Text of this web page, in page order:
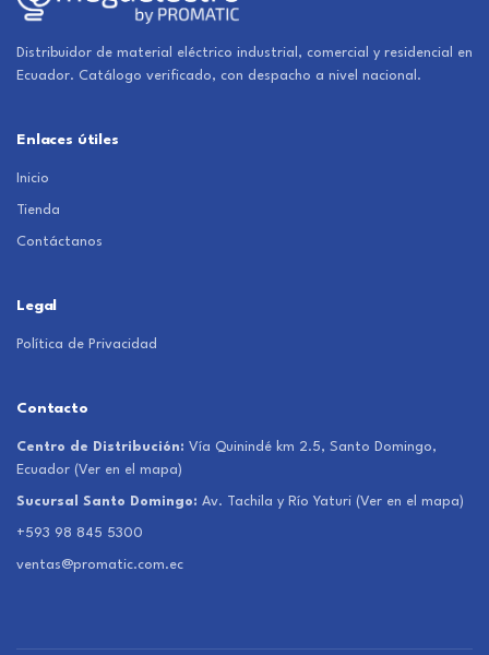
Distribuidor de material eléctrico industrial, comercial y residencial en
Ecuador. Catálogo verificado, con despacho a nivel nacional.
Enlaces útiles
Inicio
Tienda
Contáctanos
Legal
Política de Privacidad
Contacto
Centro de Distribución: Vía Quinindé km 2.5, Santo Domingo,
Ecuador (Ver en el mapa)
Sucursal Santo Domingo: Av. Tachila y Río Yaturi (Ver en el mapa)
+593 98 845 5300
ventas@promatic.com.ec